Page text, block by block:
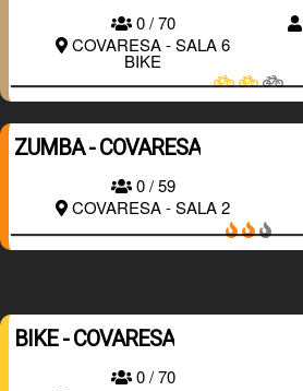
0 / 70
COVARESA - SALA 6
BIKE
RESERVAR
ZUMBA - COVARESA
0 / 59
COVARESA - SALA 2
BIKE - COVARESA
0 / 70